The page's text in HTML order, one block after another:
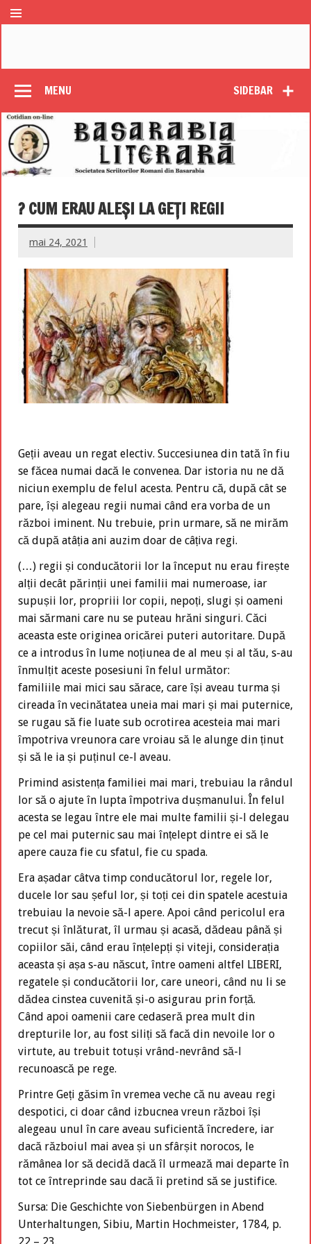
SIDEBAR
MENU
? CUM ERAU ALEŞI LA GEŢI REGII
mai 24, 2021
Geții aveau un regat electiv. Succesiunea din tată în fiu
se făcea numai dacă le convenea. Dar istoria nu ne dă
niciun exemplu de felul acesta. Pentru că, după cât se
pare, își alegeau regii numai când era vorba de un
război iminent. Nu trebuie, prin urmare, să ne mirăm
că după atâția ani auzim doar de câțiva regi.
(…) regii și conducătorii lor la început nu erau firește
alții decât părinții unei familii mai numeroase, iar
supușii lor, propriii lor copii, nepoți, slugi și oameni
mai sărmani care nu se puteau hrăni singuri. Căci
aceasta este originea oricărei puteri autoritare. După
ce a introdus în lume noțiunea de al meu și al tău, s-au
înmulțit aceste posesiuni în felul următor:
familiile mai mici sau sărace, care își aveau turma și
cireada în vecinătatea uneia mai mari și mai puternice,
se rugau să fie luate sub ocrotirea acesteia mai mari
împotriva vreunora care vroiau să le alunge din ținut
și să le ia și puținul ce-l aveau.
Primind asistența familiei mai mari, trebuiau la rândul
lor să o ajute în lupta împotriva dușmanului. În felul
acesta se legau între ele mai multe familii și-l delegau
pe cel mai puternic sau mai înțelept dintre ei să le
apere cauza fie cu sfatul, fie cu spada.
Era așadar câtva timp conducătorul lor, regele lor,
ducele lor sau șeful lor, și toți cei din spatele acestuia
trebuiau la nevoie să-l apere. Apoi când pericolul era
trecut și înlăturat, îl urmau și acasă, dădeau până și
copiilor săi, când erau înțelepți și viteji, considerația
aceasta și așa s-au născut, între oameni altfel LIBERI,
regatele și conducătorii lor, care uneori, când nu li se
dădea cinstea cuvenită și-o asigurau prin forță.
Când apoi oamenii care cedaseră prea mult din
drepturile lor, au fost siliți să facă din nevoile lor o
virtute, au trebuit totuși vrând-nevrând să-l
recunoască pe rege.
Printre Geți găsim în vremea veche că nu aveau regi
despotici, ci doar când izbucnea vreun război își
alegeau unul în care aveau suficientă încredere, iar
dacă războiul mai avea și un sfârșit norocos, le
rămânea lor să decidă dacă îl urmează mai departe în
tot ce întreprinde sau dacă îi pretind să se justifice.
Sursa: Die Geschichte von Siebenbürgen in Abend
Unterhaltungen, Sibiu, Martin Hochmeister, 1784, p.